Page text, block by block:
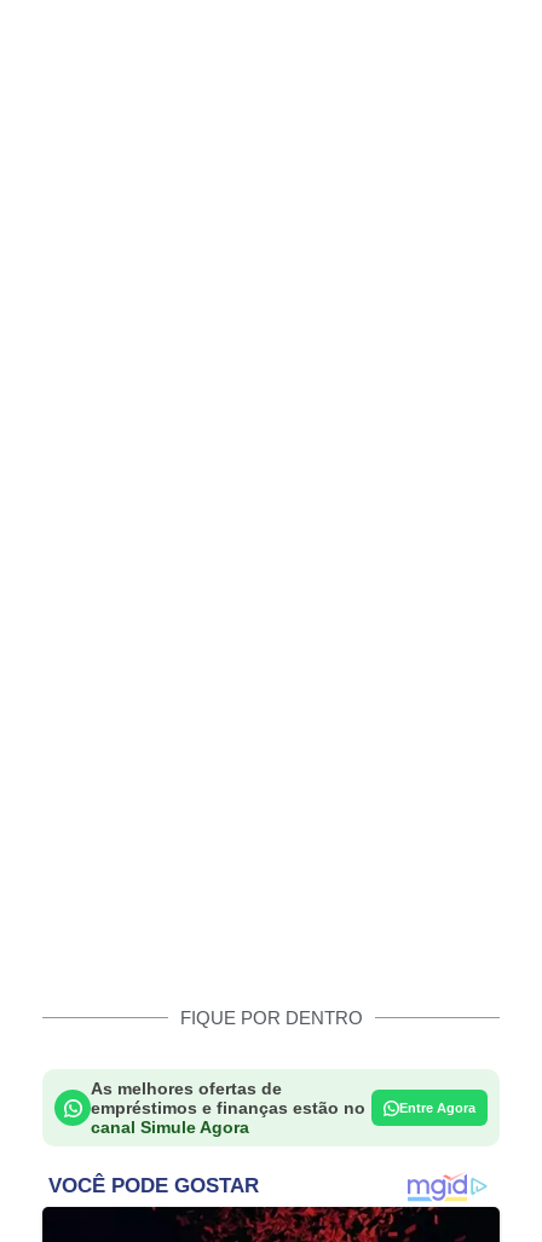
FIQUE POR DENTRO
As melhores ofertas de
empréstimos e finanças estão no
canal Simule Agora
Entre Agora